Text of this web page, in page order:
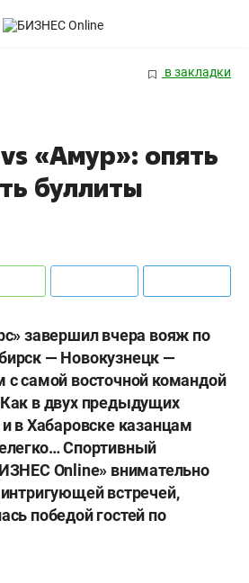
в закладки
«Амур»: опять
буллиты
завершил вчера вояж по
— Новокузнецк —
с самой восточной командой
в двух предыдущих
в Хабаровске казанцам
Спортивный
Оnline» внимательно
встречей,
победой гостей по